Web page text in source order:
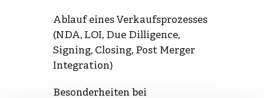
Ablauf eines Verkaufsprozesses
(NDA, LOI, Due Dilligence,
Signing, Closing, Post Merger
Integration)
Besonderheiten bei